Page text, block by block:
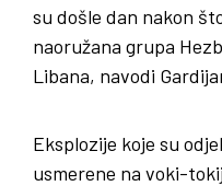
su došle dan nakon
naoružana grupa
Libana, navodi
Eksplozije koje su
usmerene na voki-